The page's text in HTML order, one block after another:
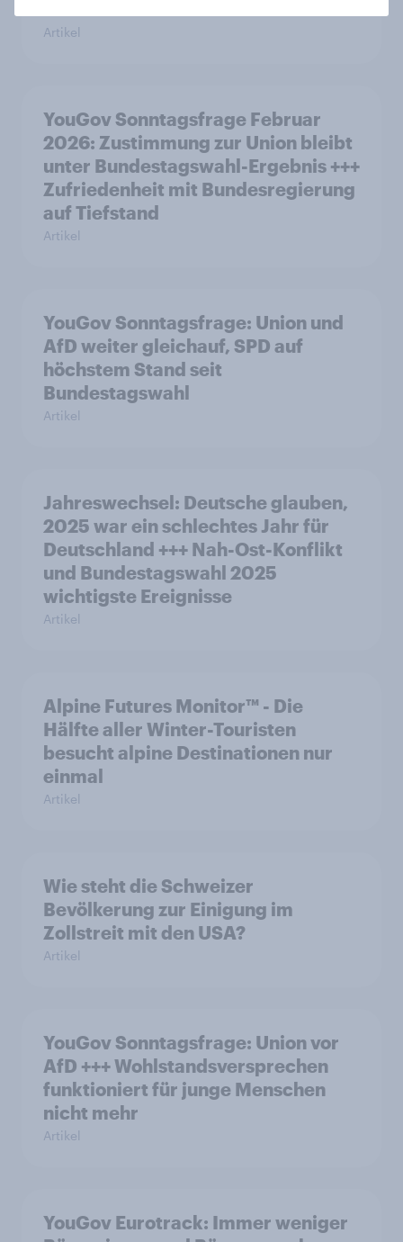
Artikel
YouGov Sonntagsfrage Februar
2026: Zustimmung zur Union bleibt
unter Bundestagswahl-Ergebnis +++
Zufriedenheit mit Bundesregierung
auf Tiefstand
Artikel
YouGov Sonntagsfrage: Union und
AfD weiter gleichauf, SPD auf
höchstem Stand seit
Bundestagswahl
Artikel
Jahreswechsel: Deutsche glauben,
2025 war ein schlechtes Jahr für
Deutschland +++ Nah-Ost-Konflikt
und Bundestagswahl 2025
wichtigste Ereignisse
Artikel
Alpine Futures Monitor™ - Die
Hälfte aller Winter-Touristen
besucht alpine Destinationen nur
einmal
Artikel
Wie steht die Schweizer
Bevölkerung zur Einigung im
Zollstreit mit den USA?
Artikel
YouGov Sonntagsfrage: Union vor
AfD +++ Wohlstandsversprechen
funktioniert für junge Menschen
nicht mehr
Artikel
YouGov Eurotrack: Immer weniger